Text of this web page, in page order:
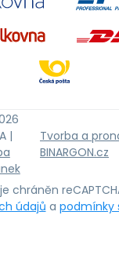
|
Tvorba a
BINARGON.cz
chráněn
údajů a podmínky